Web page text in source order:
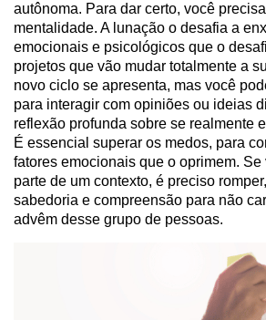
autônoma. Para dar certo, você
mentalidade. A lunação o desafia a
emocionais e psicológicos que o
projetos que vão mudar totalmente a
novo ciclo se apresenta, mas você
para interagir com opiniões ou ideias
reflexão profunda sobre se realmente
É essencial superar os medos, para
fatores emocionais que o oprimem.
parte de um contexto, é preciso
sabedoria e compreensão para não
advêm desse grupo de pessoas.